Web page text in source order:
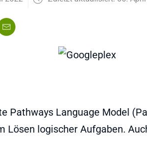
Pathways Language Model
Lösen logischer Aufgaben.